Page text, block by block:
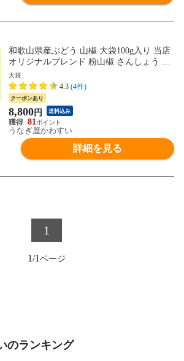
和歌山県産ぶどう 山椒 大袋100g入り 当店
オリジナルブレンド 粉山椒 さんしょう う
なぎのお供 業務用 送料無料
大袋
4.3 (4件)
クーポンあり
8,800円 送料込み
81
うなぎ屋かわすい
詳細を見る
1
1/1
のランキング